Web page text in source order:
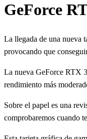
GeForce
La llegada de una nueva
provocando que
La nueva GeForce RTX
rendimiento más
Sobre el papel es una
comprobaremos cuando